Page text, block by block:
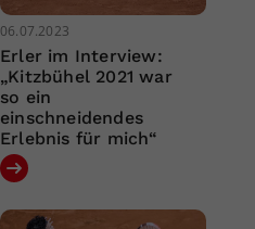
06.07.2023
Erler im Interview:
„Kitzbühel 2021 war
so ein
einschneidendes
Erlebnis für mich“